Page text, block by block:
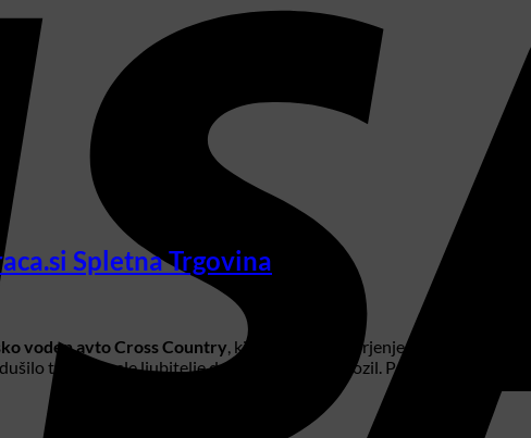
Spletna Trgovina
voden avto Cross Country, ki prinaša vznemirjenje in adrenalin
tudi odrasle ljubitelje daljinsko vodenih vozil. Pripravite se na